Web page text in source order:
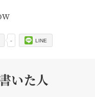
- LINE
いた人